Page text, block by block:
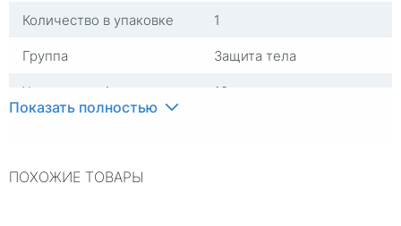
Количество в упаковке
1
Группа
Защита тела
Участвует в Акции
10
Страна изготовителя
Показать полностью
ПОХОЖИЕ ТОВАРЫ